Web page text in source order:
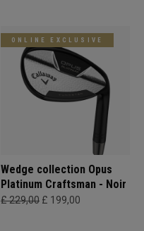
ONLINE EXCLUSIVE
Wedge collection Opus
Platinum Craftsman - Noir
£ 229,00 £ 199,00